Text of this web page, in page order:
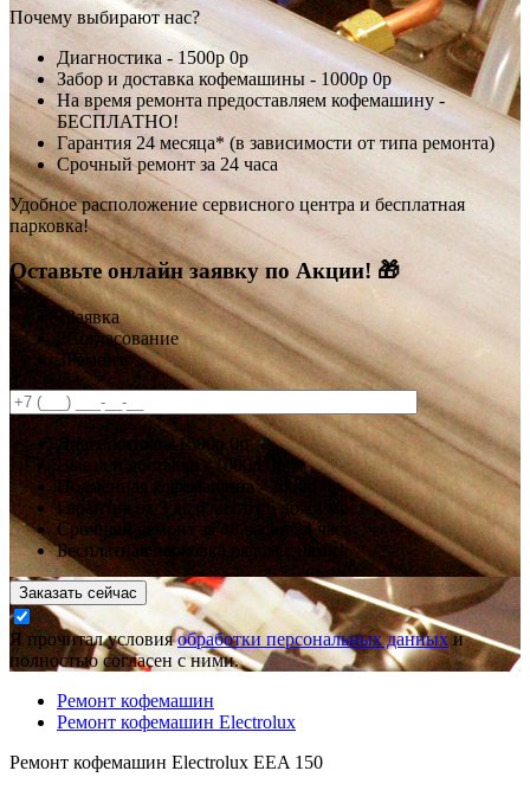
Почему выбирают нас?
Диагностика - 1500р 0р
Забор и доставка кофемашины - 1000р0р
На время ремонта предоставляем кофемашину -
БЕСПЛАТНО!
Гарантия 24 месяца* (в зависимости от типа ремонта)
Срочный ремонт за 24 часа
Удобное расположение сервисного центра и бесплатная
парковка!
Оставьте онлайн заявку по Акции! 🎁
1Заявка
Согласование
3Ремонт
Диагностика -1500р0р
Выезд и доставка - 1000р
Подменная кофемашина - 2000р
0р
Гарантия
от 3 до 6 месот 6 до 24 мес.
Срочный ремонт за48 часов
24 часа
Бесплатная парковка рядом с нами!
Заказать сейчас
Я прочитал условияобработки персональных данныхи
полностью согласен с ними.
Ремонт кофемашин
Ремонт кофемашин Electrolux
Ремонт кофемашин Electrolux EEA 150